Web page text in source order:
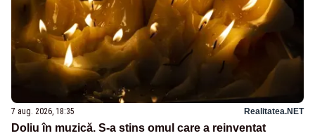
7 aug. 2026, 18:35 Realitatea.NET
Doliu în muzică. S-a stins omul care a reinventat